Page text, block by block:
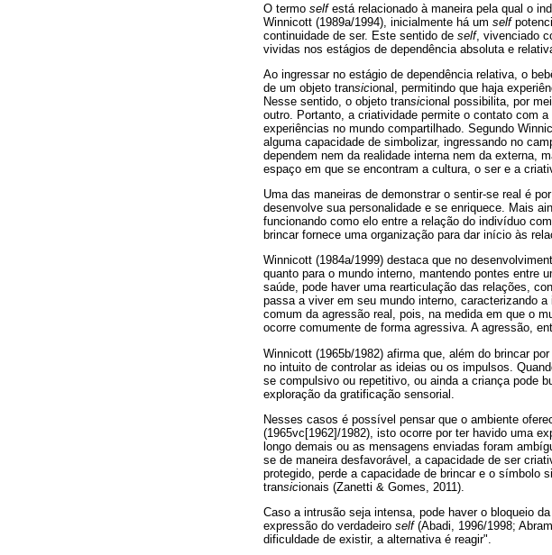
O termo selfestá relacionado à maneira pela qual o
Winnicott (1989a/1994), inicialmente há um self
continuidade de ser. Este sentido de self, vivenciado
vividas nos estágios de dependência absoluta e
Ao ingressar no estágio de dependência relativa, o
de um objeto transicional, permitindo que haja
Nesse sentido, o objeto transicional possibilita, por
outro. Portanto, a criatividade permite o contato com
experiências no mundo compartilhado. Segundo
alguma capacidade de simbolizar, ingressando no
dependem nem da realidade interna nem da externa,
espaço em que se encontram a cultura, o ser e a
Uma das maneiras de demonstrar o sentir-se real é
desenvolve sua personalidade e se enriquece. Mais
funcionando como elo entre a relação do indivíduo
brincar fornece uma organização para dar início às
Winnicott (1984a/1999) destaca que no
quanto para o mundo interno, mantendo pontes entre
saúde, pode haver uma rearticulação das relações,
passa a viver em seu mundo interno, caracterizando
comum da agressão real, pois, na medida em que o
ocorre comumente de forma agressiva. A agressão,
Winnicott (1965b/1982) afirma que, além do brincar
no intuito de controlar as ideias ou os impulsos.
se compulsivo ou repetitivo, ou ainda a criança pode
exploração da gratificação sensorial.
Nesses casos é possível pensar que o ambiente
(1965vc[1962]/1982), isto ocorre por ter havido uma
longo demais ou as mensagens enviadas foram
se de maneira desfavorável, a capacidade de ser
protegido, perde a capacidade de brincar e o símbolo
transicionais (Zanetti & Gomes, 2011).
Caso a intrusão seja intensa, pode haver o bloqueio
expressão do verdadeiro self(Abadi, 1996/1998;
dificuldade de existir, a alternativa é reagir".